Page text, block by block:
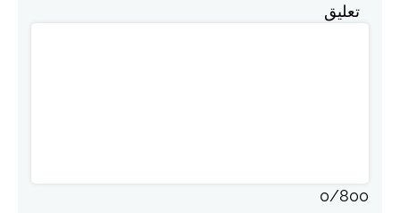
تعليق
0/800